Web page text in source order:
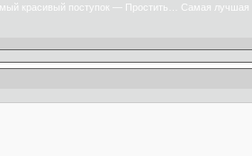
красивый поступок — Простить… Самая лучшая